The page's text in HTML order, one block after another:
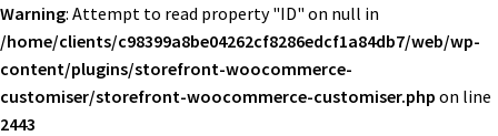
Warning: Attempt to read property "ID" on null in
/home/clients/c98399a8be04262cf8286edcf1a84db7/web/wp-
content/plugins/storefront-woocommerce-
customiser/storefront-woocommerce-customiser.php on line
2443